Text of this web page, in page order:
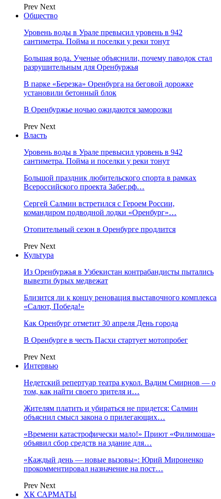
Prev Next
Общество
Уровень воды в Урале превысил уровень в 942
сантиметра. Пойма и поселки у реки тонут
Большая вода. Ученые объяснили, почему паводок стал
разрушительным для Оренбуржья
В парке «Березка» Оренбурга на беговой дорожке
установили бетонный блок
В Оренбуржье ночью ожидаются заморозки
Prev Next
Власть
Уровень воды в Урале превысил уровень в 942
сантиметра. Пойма и поселки у реки тонут
Большой праздник любительского спорта в рамках
Всероссийского проекта Забег.рф…
Сергей Салмин встретился с Героем России,
командиром подводной лодки «Оренбург»…
Отопительный сезон в Оренбурге продлится
Prev Next
Культура
Из Оренбуржья в Узбекистан контрабандисты пытались
вывезти бурых медвежат
Близится ли к концу реновация выставочного комплекса
«Салют, Победа!»
Как Оренбург отметит 30 апреля День города
В Оренбурге в честь Пасхи стартует мотопробег
Prev Next
Интервью
Недетский репертуар театра кукол. Вадим Смирнов — о
том, как найти своего зрителя и…
Жителям платить и убираться не придется: Салмин
объяснил смысл закона о прилегающих…
«Времени катастрофически мало!» Приют «Филимоша»
объявил сбор средств на здание для…
«Каждый день — новые вызовы»: Юрий Мироненко
прокомментировал назначение на пост…
Prev Next
ХК САРМАТЫ